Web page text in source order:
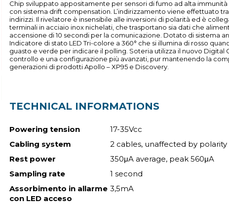
Chip sviluppato appositamente per sensori di fumo ad alta
con sistema drift compensation. L’indirizzamento viene effettuato
indirizzi. Il rivelatore è insensibile alle inversioni di polarità ed è
terminali in acciaio inox nichelati, che trasportano sia dati che
accensione di 10 secondi per la comunicazione. Dotato di sistema
Indicatore di stato LED Tri-colore a 360° che si illumina di rosso
guasto e verde per indicare il polling. Soteria utilizza il nuovo
controllo e una configurazione più avanzati, pur mantenendo la
generazioni di prodotti Apollo – XP95 e Discovery.
TECHNICAL INFORMATIONS
Powering tension
17-35Vcc
Cabling system
2 cables, unaffected by polarity
Rest power
350μA average, peak 560μA
Sampling rate
1 second
Assorbimento in allarme
con LED acceso
3,5mA